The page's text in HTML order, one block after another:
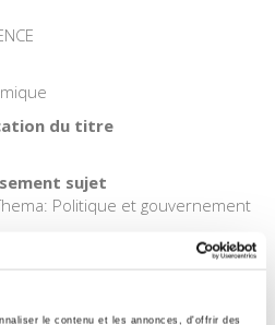
le contenu et les annonces, d'offrir des
du titre
sujet
Politique et gouvernement